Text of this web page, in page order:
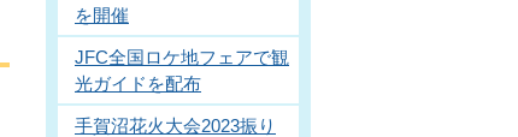
を開催
JFC全国ロケ地フェアで観
光ガイドを配布
手賀沼花火大会2023振り